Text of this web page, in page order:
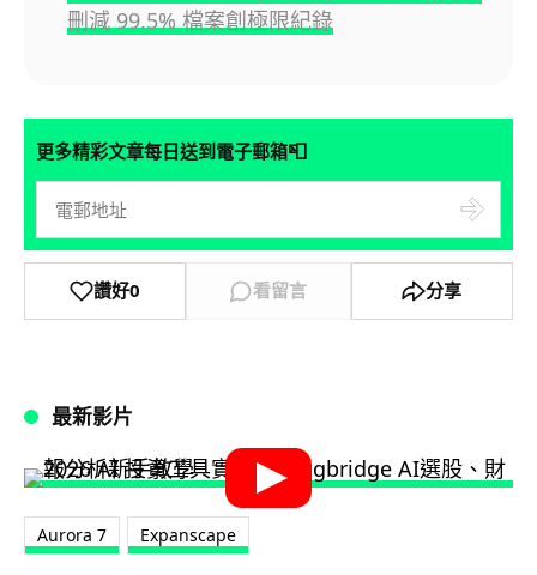
刪減 99.5% 檔案創極限紀錄
更多精彩文章每日送到電子郵箱📮
讚好0 看留言 分享
最新影片
Aurora 7 Expanscape